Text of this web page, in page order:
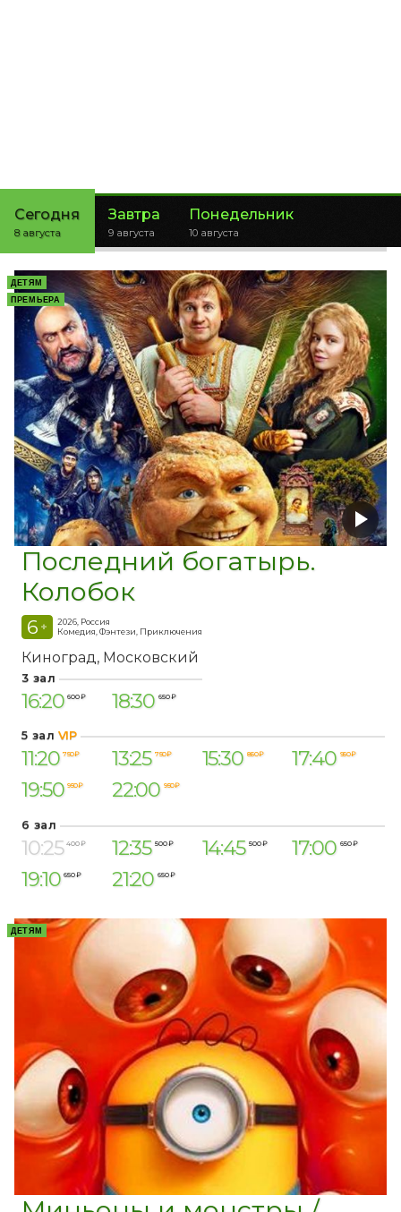
Сегодня
8 августа
Завтра
9 августа
Понедельник
10 августа
ДЕТЯМ
ПРЕМЬЕРА
Последний богатырь.
Колобок
6 +
2026, Россия
Комедия, Фэнтези, Приключения
Киноград Московский
3 зал
16:20 600 ₽ 18:30 650 ₽
5 зал VIP
11:20 750 ₽ 13:25 750 ₽ 15:30 850 ₽ 17:40 950 ₽
19:50 950 ₽ 22:00 950 ₽
6 зал
10:25 400 ₽ 12:35 500 ₽ 14:45 500 ₽ 17:00 650 ₽
19:10 650 ₽ 21:20 650 ₽
ДЕТЯМ